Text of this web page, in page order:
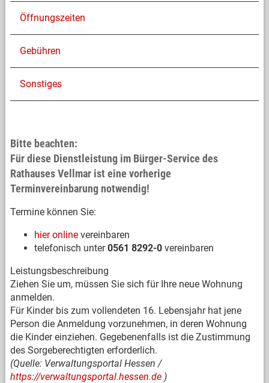
Öffnungszeiten
Gebühren
Sonstiges
Bitte beachten:
Für diese Dienstleistung im Bürger-Service des
Rathauses Vellmar ist eine vorherige
Terminvereinbarung notwendig!
Termine können Sie:
hier onlinevereinbaren
telefonisch unter0561 8292-0vereinbaren
Leistungsbeschreibung
Ziehen Sie um, müssen Sie sich für Ihre neue Wohnung
anmelden.
Für Kinder bis zum vollendeten 16. Lebensjahr hat jene
Person die Anmeldung vorzunehmen, in deren Wohnung
die Kinder einziehen. Gegebenenfalls ist die Zustimmung
des Sorgeberechtigten erforderlich.
(Quelle: Verwaltungsportal Hessen /
https://verwaltungsportal.hessen.de )